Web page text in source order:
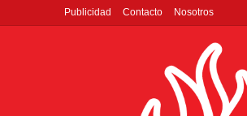
Publicidad Contacto Nosotros